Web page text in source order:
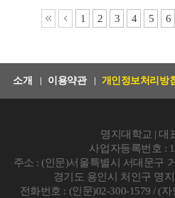
1 2 3 4 5 6
소개 이용약관 개인정보처리방
명지대학교 | 대
사업자등록번호 :
주소 : (인문)서울특별시 서대문구
경기도 용인시 처인구 명
전화번호 : (인문)02-300-1579 / (